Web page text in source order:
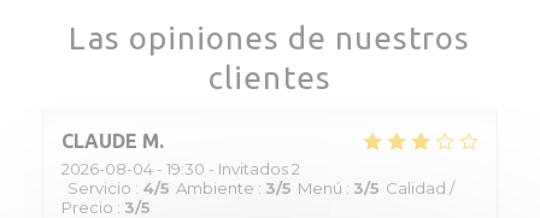
Las opiniones de nuestros
clientes
CLAUDE M
2026-08-04 - 19:30 - Invitados 2
Servicio : 4/5 Ambiente : 3/5 Menú : 3/5 Calidad /
Precio : 3/5